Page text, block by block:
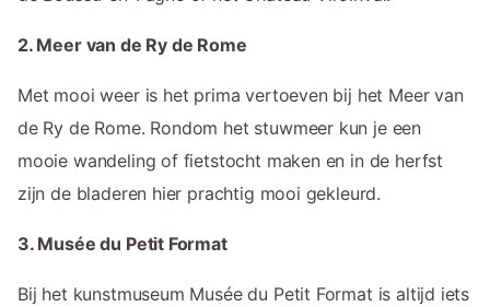
2. Meer van de Ry de Rome
Met mooi weer is het prima vertoeven bij het Meer van
de Ry de Rome. Rondom het stuwmeer kun je een
mooie wandeling of fietstocht maken en in de herfst
zijn de bladeren hier prachtig mooi gekleurd.
3. Musée du Petit Format
Bij het kunstmuseum Musée du Petit Format is altijd iets